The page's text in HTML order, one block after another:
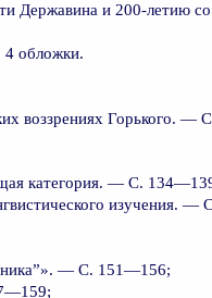
Державина и 200-летию
4 обложки.
воззрениях Горького. —
категория. — С.
изучения.
— С. 151—156;